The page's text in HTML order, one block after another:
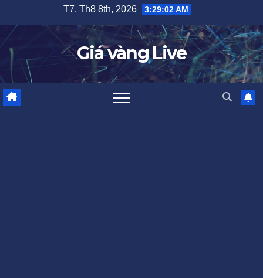
content
T7. Th8 8th, 2026 3:29:03 AM
Giá vàng Live